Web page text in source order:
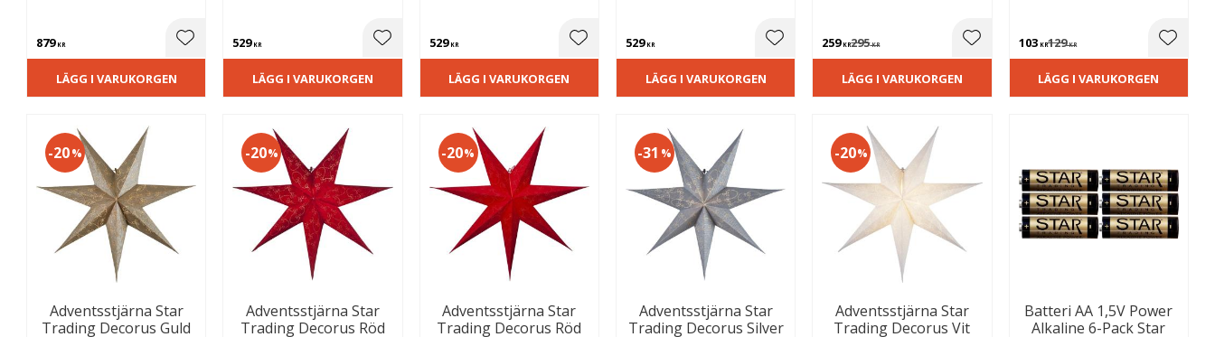
879KR Lägg till i favoriter
LÄGG I VARUKORGEN
hemtrevlig julkänsla.
529KR Lägg till i favoriter
LÄGG I VARUKORGEN
en mysig och hemtrevlig
529KR Lägg till i favoriter
LÄGG I VARUKORGEN
inredningsdetalj som bidrar
till en hemtrevlig julkänsla.
529KR Lägg till i favoriter
LÄGG I VARUKORGEN
259KR295KR Lägg till i favoriter
LÄGG I VARUKORGEN
103KR129KR Lägg
LÄGG I VARUKORGEN
Adventsstjärna Star
Trading Decorus Guld
20%
Adventsstjärna Star
Trading Decorus Röd
20%
Adventsstjärna Star
Trading Decorus Röd
20%
Adventsstjärna Star
Trading Decorus Silver
31 %
Adventsstjärna Star
Trading Decorus Vit
20%
Batteri AA 1,5V Power
Alkaline 6-Pack Star